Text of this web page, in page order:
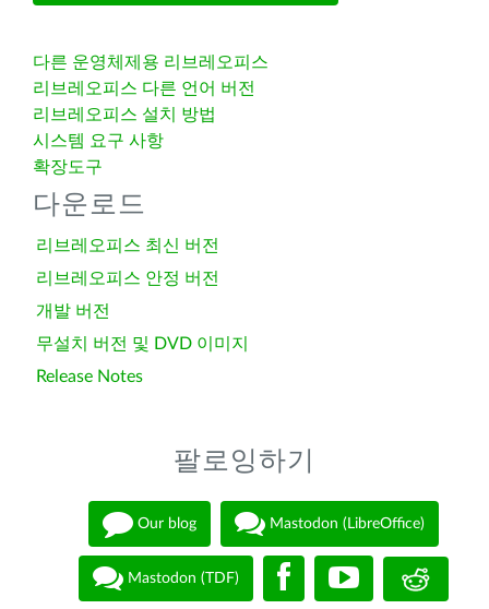
다른 운영체제용 리브레오피스
리브레오피스 다른 언어 버전
리브레오피스 설치 방법
시스템 요구 사항
확장도구
다운로드
리브레오피스 최신 버전
리브레오피스 안정 버전
개발 버전
무설치 버전 및 DVD 이미지
Release Notes
팔로잉하기
Our blog Mastodon (LibreOffice)
Mastodon (TDF)